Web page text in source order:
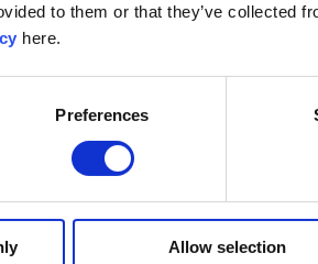
to them or that they’ve collected
here.
Preferences
Allow selection